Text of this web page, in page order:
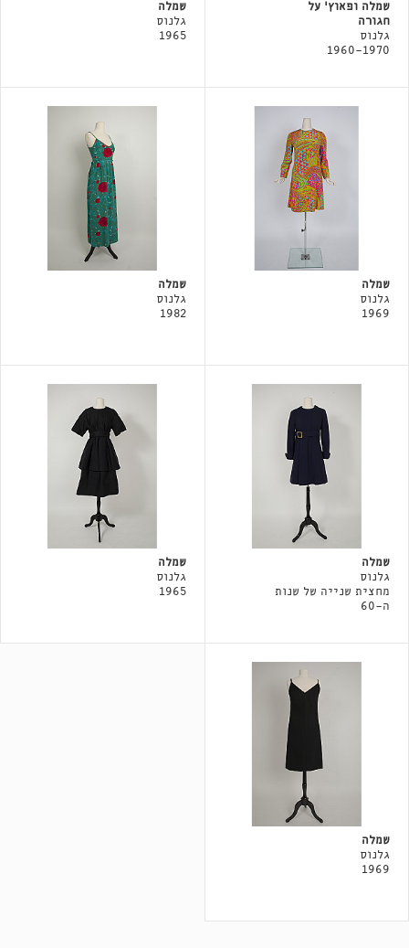
שמלה ופאוץ' על
חגורה
גלנוס
1960-1970
שמלה
גלנוס
1965
שמלה
גלנוס
1969
שמלה
גלנוס
1982
שמלה
גלנוס
מחצית שנייה של שנות
ה-60
שמלה
גלנוס
1965
שמלה
גלנוס
1969